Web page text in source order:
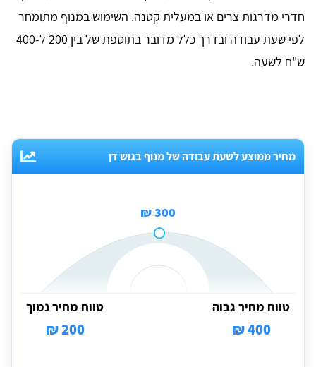
חדרי מדרגות צרים או במעלית קטנה. השימוש במנוף מתומחר
לפי שעת עבודה ובדרך כלל מדובר בתוספת של בין 200 ל-400
ש"ח לשעה.
מחיר ממוצע לשעת עבודה של מנוף בגוש דן
300 ₪
טווח מחיר גבוה
400 ₪
טווח מחיר נמוך
200 ₪